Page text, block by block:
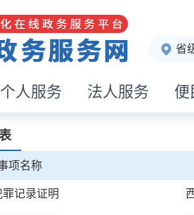
省
个人服务 法人服务 便
项名称
罪记录证明